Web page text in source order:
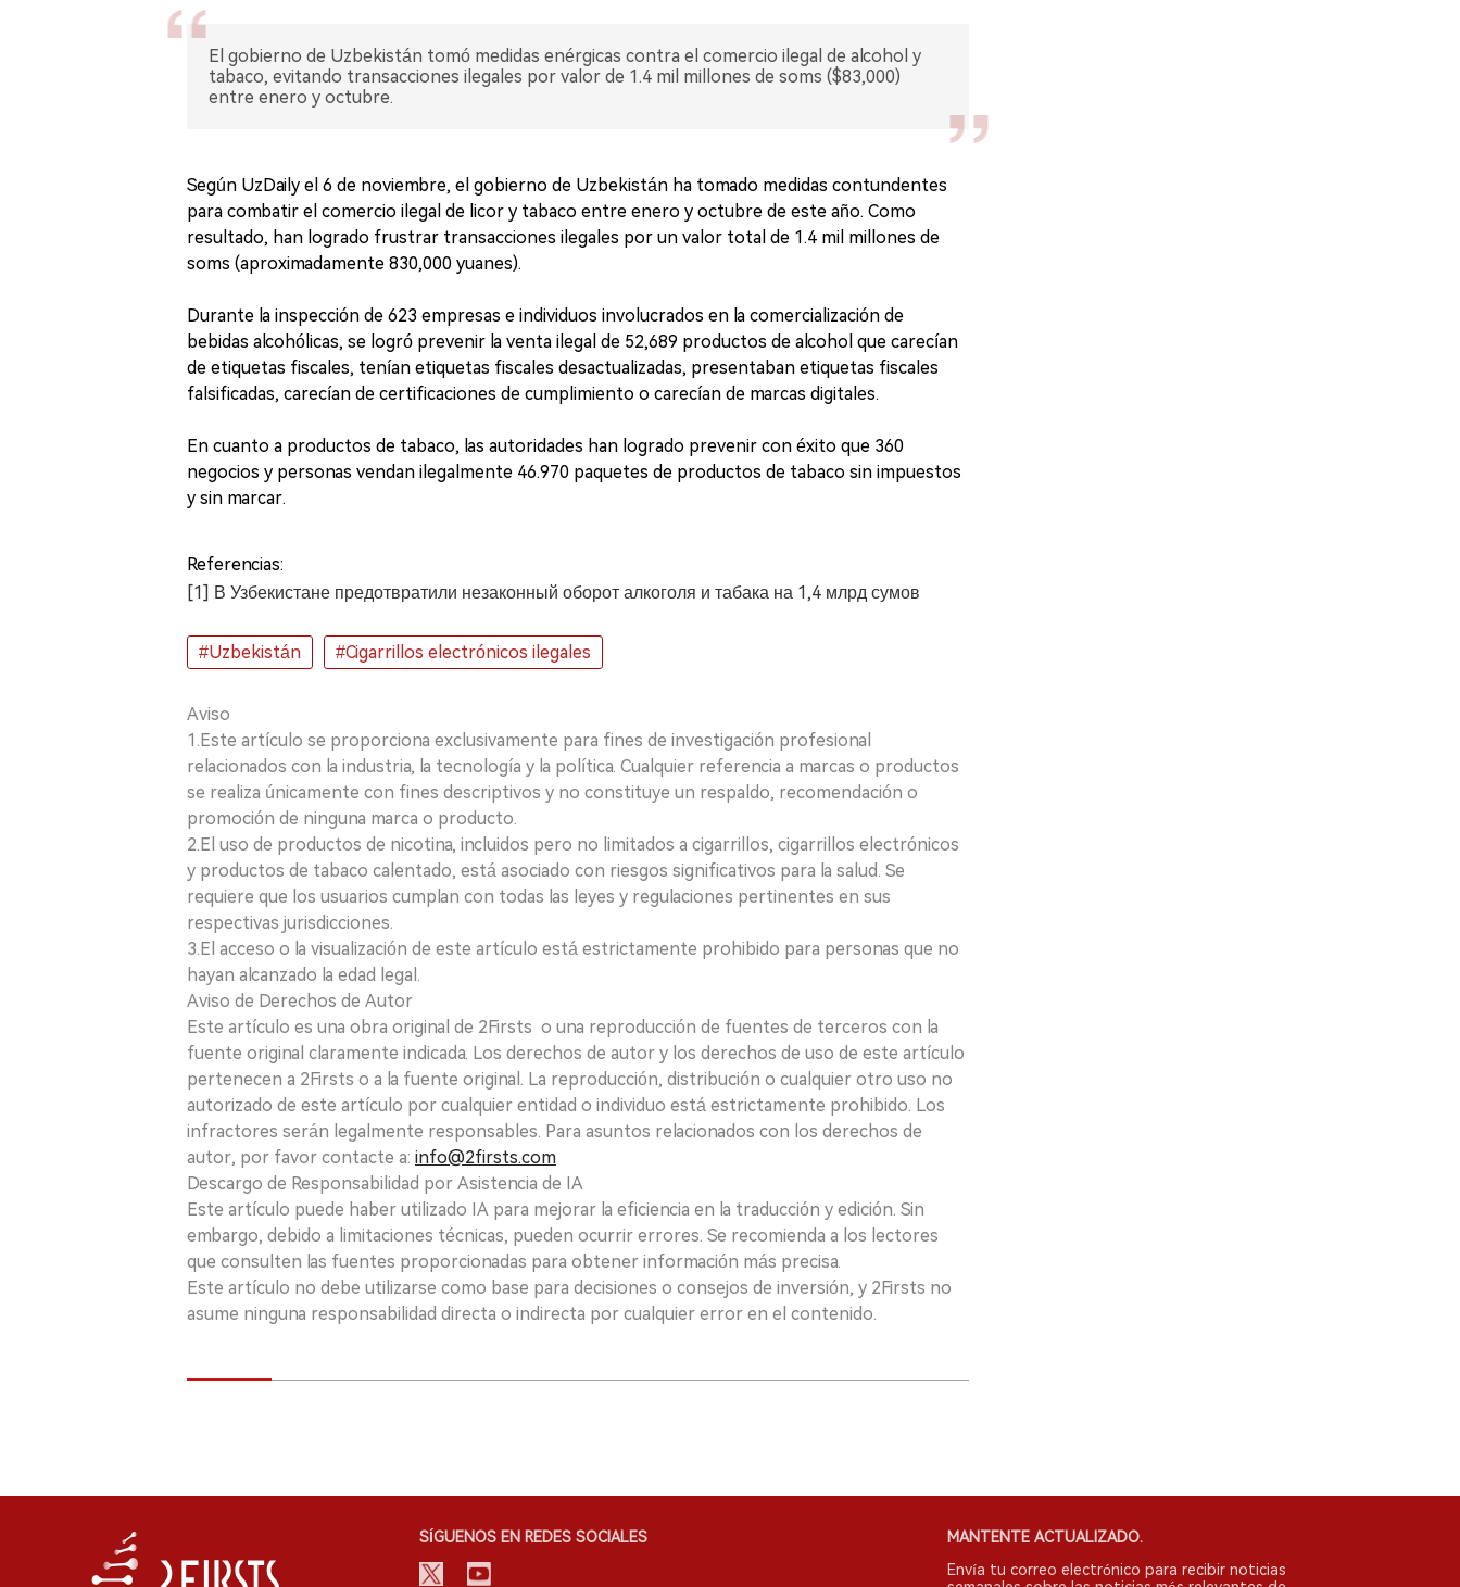
El gobierno de Uzbekistán tomó medidas enérgicas contra el comercio ilegal de alcohol y
tabaco, evitando transacciones ilegales por valor de 1.4 mil millones de soms ($83,000)
entre enero y octubre.
Según UzDaily el 6 de noviembre, el gobierno de Uzbekistán ha tomado medidas contundentes
para combatir el comercio ilegal de licor y tabaco entre enero y octubre de este año. Como
resultado, han logrado frustrar transacciones ilegales por un valor total de 1.4 mil millones de
soms (aproximadamente 830,000 yuanes).
Durante la inspección de 623 empresas e individuos involucrados en la comercialización de
bebidas alcohólicas, se logró prevenir la venta ilegal de 52,689 productos de alcohol que carecían
de etiquetas fiscales, tenían etiquetas fiscales desactualizadas, presentaban etiquetas fiscales
falsificadas, carecían de certificaciones de cumplimiento o carecían de marcas digitales.
En cuanto a productos de tabaco, las autoridades han logrado prevenir con éxito que 360
negocios y personas vendan ilegalmente 46.970 paquetes de productos de tabaco sin impuestos
y sin marcar.
Referencias:
[1] В Узбекистане предотвратили незаконный оборот алкоголя и табака на 1,4 млрд сумов
#Uzbekistán #Cigarrillos electrónicos ilegales
Aviso
1.Este artículo se proporciona exclusivamente para fines de investigación profesional
relacionados con la industria, la tecnología y la política. Cualquier referencia a marcas o productos
se realiza únicamente con fines descriptivos y no constituye un respaldo, recomendación o
promoción de ninguna marca o producto.
2.El uso de productos de nicotina, incluidos pero no limitados a cigarrillos, cigarrillos electrónicos
y productos de tabaco calentado, está asociado con riesgos significativos para la salud. Se
requiere que los usuarios cumplan con todas las leyes y regulaciones pertinentes en sus
respectivas jurisdicciones.
3.El acceso o la visualización de este artículo está estrictamente prohibido para personas que no
hayan alcanzado la edad legal.
Aviso de Derechos de Autor
Este artículo es una obra original de 2Firsts o una reproducción de fuentes de terceros con la
fuente original claramente indicada. Los derechos de autor y los derechos de uso de este artículo
pertenecen a 2Firsts o a la fuente original. La reproducción, distribución o cualquier otro uso no
autorizado de este artículo por cualquier entidad o individuo está estrictamente prohibido. Los
infractores serán legalmente responsables. Para asuntos relacionados con los derechos de
autor, por favor contacte a: info@2firsts.com
Descargo de Responsabilidad por Asistencia de IA
Este artículo puede haber utilizado IA para mejorar la eficiencia en la traducción y edición. Sin
embargo, debido a limitaciones técnicas, pueden ocurrir errores. Se recomienda a los lectores
que consulten las fuentes proporcionadas para obtener información más precisa.
Este artículo no debe utilizarse como base para decisiones o consejos de inversión, y 2Firsts no
asume ninguna responsabilidad directa o indirecta por cualquier error en el contenido.
SÍGUENOS EN REDES SOCIALES
MANTENTE ACTUALIZADO.
Envía tu correo electrónico para recibir noticias